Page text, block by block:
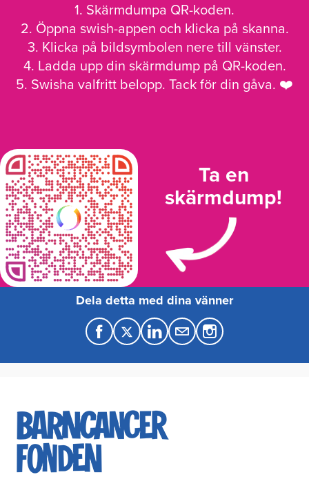
1. Skärmdumpa QR-koden.
2. Öppna swish-appen och klicka på skanna.
3. Klicka på bildsymbolen nere till vänster.
4. Ladda upp din skärmdump på QR-koden.
5. Swisha valfritt belopp. Tack för din gåva. ❤️
Ta en
skärmdump!
Dela detta med dina vänner
F
a
e
b
T
w
t
t
L
i
k
e
M
a